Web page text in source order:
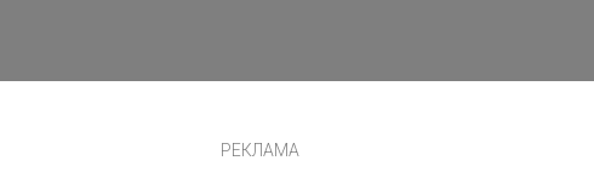
РЕКЛАМА